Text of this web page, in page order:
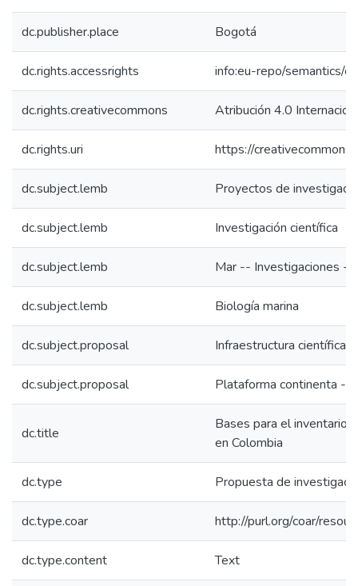
dc.publisher.place Bogotá
dc.rights.accessrights info:eu-repo/semantics/
dc.rights.creativecommons Atribución 4.0
dc.rights.uri https://
dc.subject.lemb Proyectos de
dc.subject.lemb Investigación científica
dc.subject.lemb Mar -- Investigaciones --
dc.subject.lemb Biología marina
dc.subject.proposal Infraestructura científica
dc.subject.proposal Plataforma continenta --
dc.title
Bases para el inventario
en Colombia
dc.type Propuesta de
dc.type.coar http://purl.org/coar/
dc.type.content Text